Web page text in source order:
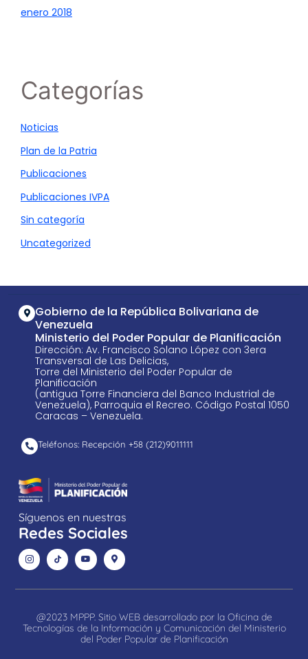
enero 2018
Categorías
Noticias
Plan de la Patria
Publicaciones
Publicaciones IVPA
Sin categoría
Uncategorized
Gobierno de la República Bolivariana de
Venezuela
Ministerio del Poder Popular de Planificación
Dirección: Av. Francisco Solano López con 3era
Transversal de Las Delicias,
Torre del Ministerio del Poder Popular de
Planificación
(antigua Torre Financiera del Banco Industrial de
Venezuela), Parroquia el Recreo. Código Postal 1050
Caracas – Venezuela.
Teléfonos: Recepción +58 ​(212)9011111
Síguenos en nuestras
Redes Sociales
@2023 MPPP. Sitio WEB desarrollado por la Oficina de
Tecnologías de la Información y Comunicación del Ministerio
del Poder Popular de Planificación